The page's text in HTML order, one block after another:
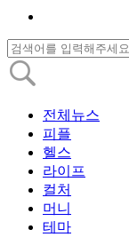
전체뉴스
피플
헬스
라이프
컬처
머니
테마